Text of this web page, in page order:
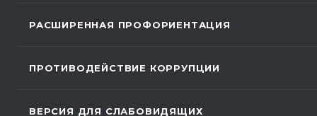
РАСШИРЕННАЯ ПРОФОРИЕНТАЦИЯ
ПРОТИВОДЕЙСТВИЕ КОРРУПЦИИ
ВЕРСИЯ ДЛЯ СЛАБОВИДЯЩИХ